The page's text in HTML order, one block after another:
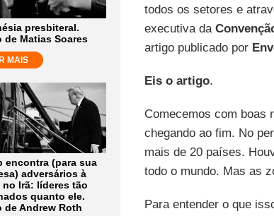
presbiteral.
de Matias Soares
MAIS
encontra (para sua
adversários à
no Irã: líderes tão
quanto ele.
de Andrew Roth
todos os setores e
executiva da
artigo publicado por
Eis o artigo.
Comecemos com boas
chegando ao fim. No
mais de 20 países.
todo o mundo. Mas as
Para entender o que